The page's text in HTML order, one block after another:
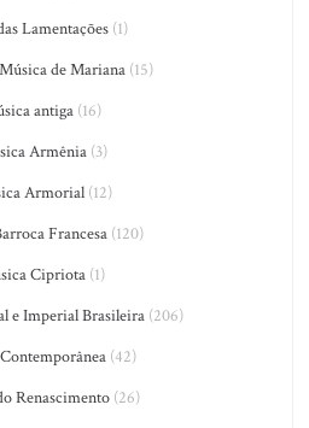
Lamentações (1)
de Mariana(15)
antiga (16)
Armênia(3)
Armorial(12)
Francesa(120)
Cipriota (1)
e Imperial Brasileira(206)
(42)
Renascimento (26)